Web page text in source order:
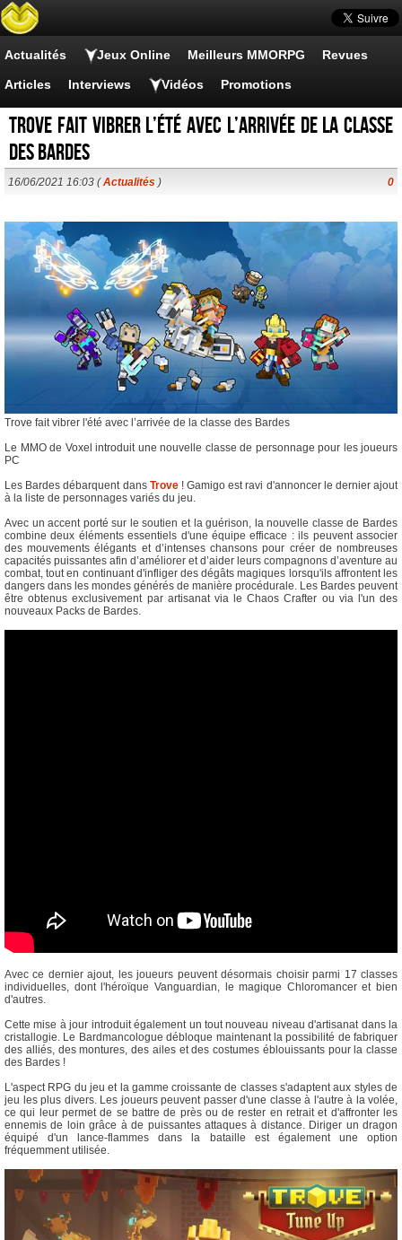
Actualités Jeux Online Meilleurs MMORPG Revues
Articles Interviews Vidéos Promotions
Trove fait vibrer l’été avec l’arrivée de la classe
des Bardes
16/06/2021 16:03 (Actualités ) 0
Trove fait vibrer l'été avec l’arrivée de la classe des Bardes
Le MMO de Voxel introduit une nouvelle classe de personnage pour les joueurs
PC
Les Bardes débarquent dans Trove! Gamigo est ravi d'annoncer le dernier ajout
à la liste de personnages variés du jeu.
Avec un accent porté sur le soutien et la guérison, la nouvelle classe de Bardes
combine deux éléments essentiels d'une équipe efficace : ils peuvent associer
des mouvements élégants et d’intenses chansons pour créer de nombreuses
capacités puissantes afin d’améliorer et d’aider leurs compagnons d’aventure au
combat, tout en continuant d'infliger des dégâts magiques lorsqu'ils affrontent les
dangers dans les mondes générés de manière procédurale. Les Bardes peuvent
être obtenus exclusivement par artisanat via le Chaos Crafter ou via l'un des
nouveaux Packs de Bardes.
Avec ce dernier ajout, les joueurs peuvent désormais choisir parmi 17 classes
individuelles, dont l'héroïque Vanguardian, le magique Chloromancer et bien
d'autres.
Cette mise à jour introduit également un tout nouveau niveau d'artisanat dans la
cristallogie. Le Bardmancologue débloque maintenant la possibilité de fabriquer
des alliés, des montures, des ailes et des costumes éblouissants pour la classe
des Bardes !
L'aspect RPG du jeu et la gamme croissante de classes s'adaptent aux styles de
jeu les plus divers. Les joueurs peuvent passer d'une classe à l'autre à la volée,
ce qui leur permet de se battre de près ou de rester en retrait et d'affronter les
ennemis de loin grâce à de puissantes attaques à distance. Diriger un dragon
équipé d'un lance-flammes dans la bataille est également une option
fréquemment utilisée.